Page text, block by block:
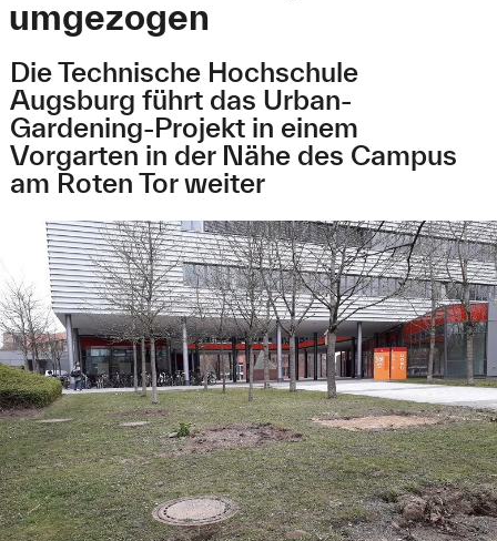
umgezogen
Die Technische Hochschule
Augsburg führt das Urban-
Gardening-Projekt in einem
Vorgarten in der Nähe des Campus
am Roten Tor weiter